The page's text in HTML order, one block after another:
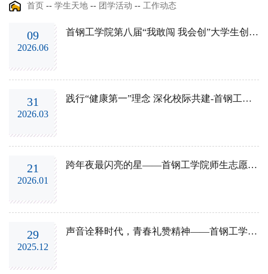
首页 -- 学生天地 -- 团学活动 -- 工作动态
09
2026.06
首钢工学院第八届“我敢闯 我会创”大学生创新大赛圆满落幕
31
2026.03
践行“健康第一”理念 深化校际共建-首钢工学院与北京交通职业技术学院联合举办校...
21
2026.01
跨年夜最闪亮的星——首钢工学院师生志愿者圆满完成“首钢园跨年YEAH”志愿服务任...
29
2025.12
声音诠释时代，青春礼赞精神——首钢工学院第十八届主持人大赛决赛圆满落幕